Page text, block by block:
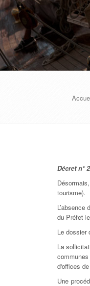
Décret n°
tourisme).
du Préfet
Le dossier
La
d'offices
Une